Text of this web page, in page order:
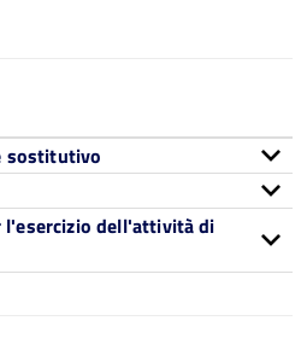
sostitutivo
l'esercizio dell'attività di